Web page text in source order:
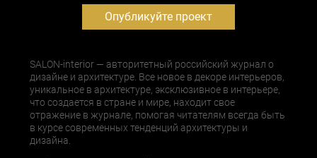
Опубликуйте проект
SALON-interior — авторитетный российский журнал о
дизайне и архитектуре. Все новое в декоре интерьеров,
уникальное в архитектуре, эксклюзивное в интерьере,
что создается в стране и мире, находит свое
отражение в журнале, помогая читателям всегда быть
в курсе современных тенденций архитектуры и
дизайна.